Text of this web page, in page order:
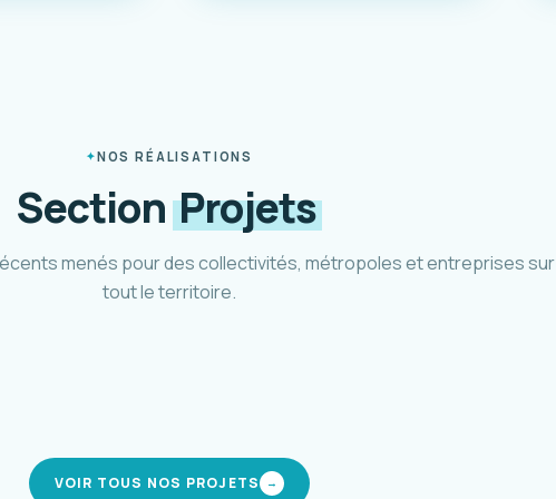
NOS RÉALISATIONS
SectionProjets
menés pour des collectivités, métropoles et entreprises sur
tout le territoire.
cyclable Métropole 3M
VOIR TOUS NOS PROJETS →